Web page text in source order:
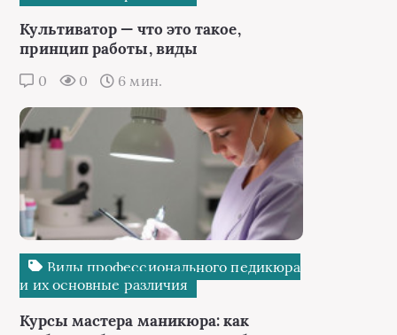
Культиватор — что это такое,
принцип работы, виды
0 0 6 мин.
Виды профессионального педикюра
и их основные различия
Курсы мастера маникюра: как